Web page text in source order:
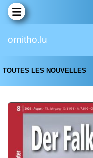
ornitho.lu
TOUTES LES NOUVELLES